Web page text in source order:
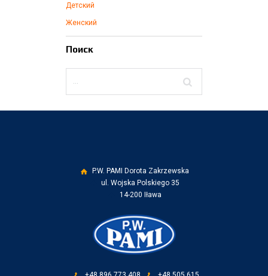
Детский
Женский
Поиск
P.W. PAMI Dorota Zakrzewska
ul. Wojska Polskiego 35
14-200 Iława